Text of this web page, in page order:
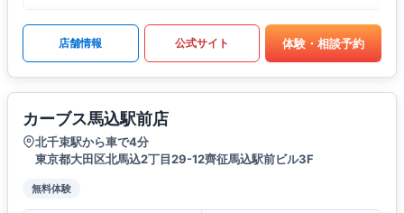
店舗情報 公式サイト 体験・相談予約
カーブス馬込駅前店
北千束駅から車で4分
東京都大田区北馬込2丁目29-12齊征馬込駅前ビル3F
無料体験